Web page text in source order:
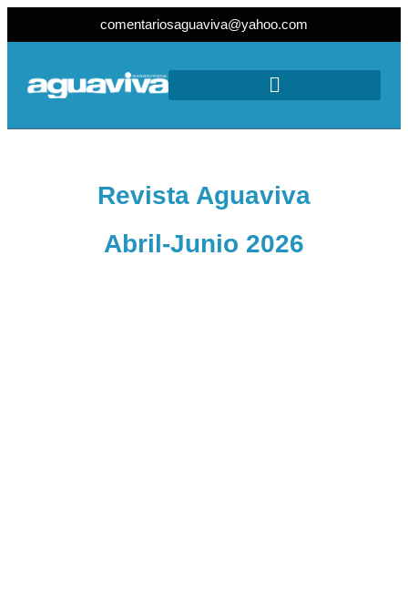
comentariosaguaviva@yahoo.com
Revista Aguaviva
Abril-Junio 2026